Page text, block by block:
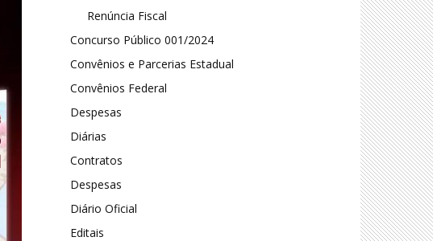
Renúncia Fiscal
Concurso Público 001/2024
Convênios e Parcerias Estadual
Convênios Federal
Despesas
Diárias
Contratos
Despesas
Diário Oficial
Editais